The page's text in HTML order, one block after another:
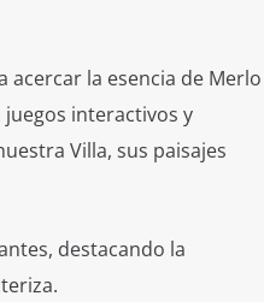
la esencia de Merlo
interactivos y
Villa, sus paisajes
destacando la